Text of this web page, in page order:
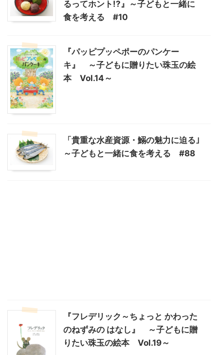
るってホント!?』～子どもと一緒に
食を考える #10
『パッピプッペポーのパンケー
キ』 ～子どもに贈りたい珠玉の絵
本 Vol.14～
「貴重な水産資源・鰯の魅力に迫る｣
～子どもと一緒に食を考える #88
『フレデリック～ちょっと かわった
のねずみの はなし』 ～子どもに贈
りたい珠玉の絵本 Vol.19～